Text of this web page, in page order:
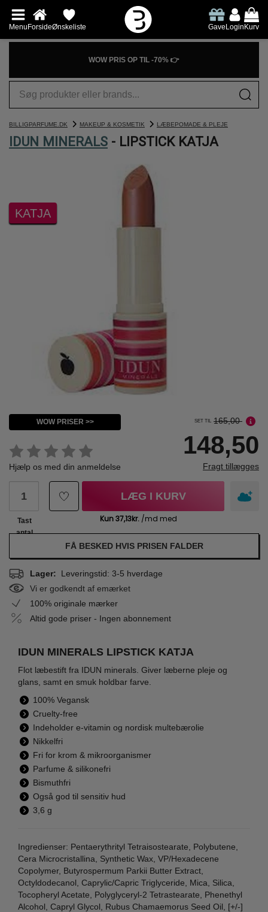
MenuForsideØnskeliste GaveLoginKurv
WOW PRIS OP TIL -70% 👉
BILLIGPARFUME.DK MAKEUP & KOSMETIK LÆBEPOMADE & PLEJE
IDUN MINERALS - LIPSTICK KATJA
KATJA
WOW PRISER >>
Hjælp os med din anmeldelse
SET TIL 165,00
148,50
Fragt tillægges
Tast
antal
LÆG I KURV
FÅ BESKED HVIS PRISEN FALDER
Lager: Leveringstid: 3-5 hverdage
Vi er godkendt af emærket
100% originale mærker
Altid gode priser - Ingen abonnement
IDUN MINERALS LIPSTICK KATJA
Flot læbestift fra IDUN minerals. Giver læberne pleje og
glans, samt en smuk holdbar farve.
100% Vegansk
Cruelty-free
Indeholder e-vitamin og nordisk multebærolie
Nikkelfri
Fri for krom & mikroorganismer
Parfume & silikonefri
Bismuthfri
Også god til sensitiv hud
3,6 g
Ingredienser: Pentaerythrityl Tetraisostearate, Polybutene,
Cera Microcristallina, Synthetic Wax, VP/Hexadecene
Copolymer, Butyrospermum Parkii Butter Extract,
Octyldodecanol, Caprylic/Capric Triglyceride, Mica, Silica,
Tocopheryl Acetate, Polyglyceryl-2 Tetrastearate, Phenethyl
Alcohol, Capryl Glycol, Rubus Chamaemorus Seed Oil, [+/-]